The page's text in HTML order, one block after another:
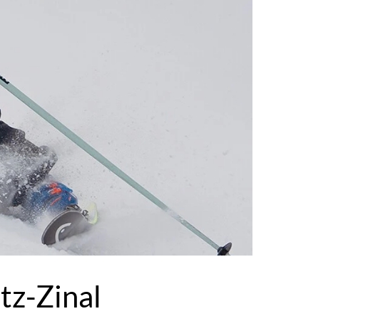
Zinal